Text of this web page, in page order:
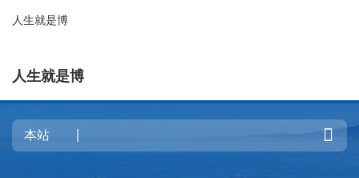
人生就是博
人生就是博
